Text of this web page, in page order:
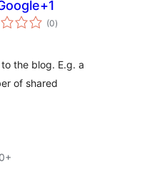
(0total
aprecieri
)
the blog. E.g. a
of shared